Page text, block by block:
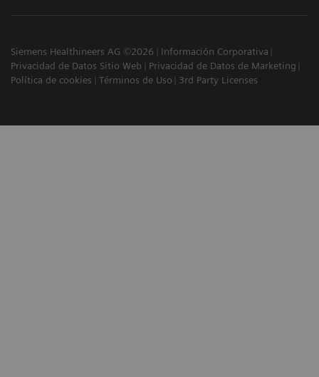
Siemens Healthineers AG ©2026
Información Corporativa
Privacidad de Datos Sitio Web
Privacidad de Datos de Marketing
Política de cookies
Términos de Uso 3rd Party Licenses